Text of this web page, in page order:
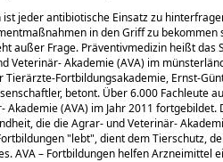
ist jeder antibiotische Einsatz zu
in den Griff zu
außer Frage. Präventivmedizin heißt
Veterinär- Akademie (AVA) im
Tierärzte-Fortbildungsakademie, Ernst-
betont. Über 6.000 Fachleute
Akademie (AVA) im Jahr 2011
die die Agrar- und Veterinär-
lebt , dient dem Tierschutz,
AVA – Fortbildungen helfen Arzneimittel